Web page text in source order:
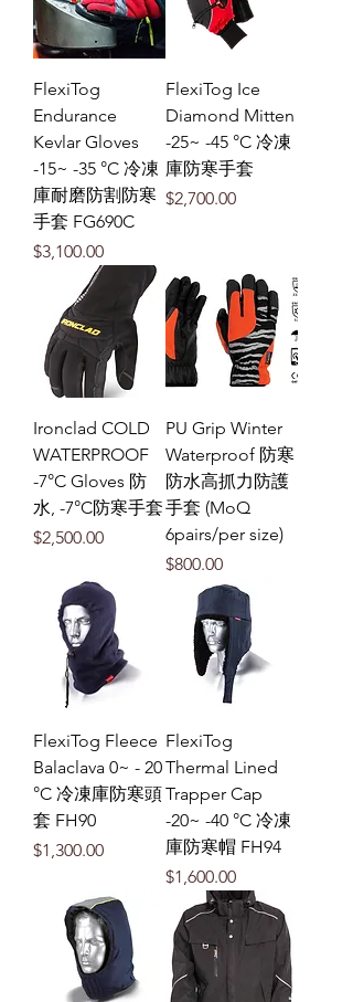
FlexiTog
Endurance
Kevlar Gloves
-15~ -35 °C 冷凍
庫耐磨防割防寒
手套 FG690C
價格
$3,100.00
FlexiTog Ice
Diamond Mitten
-25~ -45 °C 冷凍
庫防寒手套
價格
$2,700.00
Ironclad COLD
WATERPROOF
-7°C Gloves 防
水, -7°C防寒手套
價格
$2,500.00
PU Grip Winter
Waterproof 防寒
防水高抓力防護
手套 (MoQ
6pairs/per size)
價格
$800.00
FlexiTog Fleece
Balaclava 0~ - 20
°C 冷凍庫防寒頭
套 FH90
價格
$1,300.00
FlexiTog
Thermal Lined
Trapper Cap
-20~ -40 °C 冷凍
庫防寒帽 FH94
價格
$1,600.00